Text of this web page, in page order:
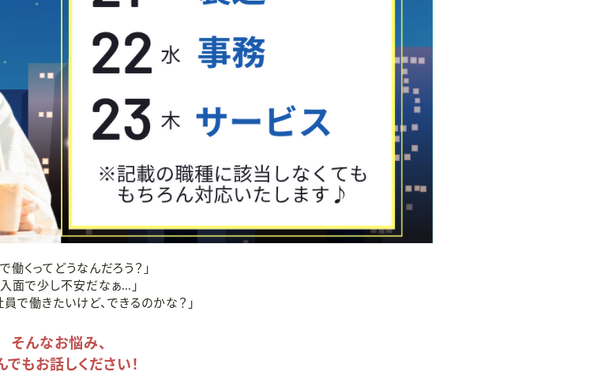
働くってどうなんだろう？」
入面で少し不安だなぁ…」
で働きたいけど、できるのかな？」
そんなお悩み、
でもお話しください！